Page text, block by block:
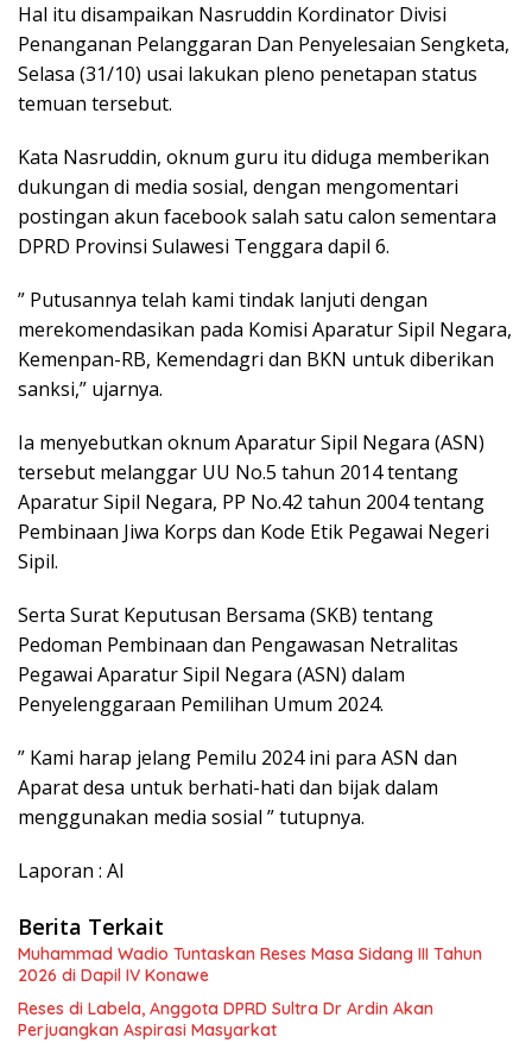
Hal itu disampaikan Nasruddin Kordinator Divisi
Penanganan Pelanggaran Dan Penyelesaian Sengketa,
Selasa (31/10) usai lakukan pleno penetapan status
temuan tersebut.
Kata Nasruddin, oknum guru itu diduga memberikan
dukungan di media sosial, dengan mengomentari
postingan akun facebook salah satu calon sementara
DPRD Provinsi Sulawesi Tenggara dapil 6.
” Putusannya telah kami tindak lanjuti dengan
merekomendasikan pada Komisi Aparatur Sipil Negara,
Kemenpan-RB, Kemendagri dan BKN untuk diberikan
sanksi,” ujarnya.
Ia menyebutkan oknum Aparatur Sipil Negara (ASN)
tersebut melanggar UU No.5 tahun 2014 tentang
Aparatur Sipil Negara, PP No.42 tahun 2004 tentang
Pembinaan Jiwa Korps dan Kode Etik Pegawai Negeri
Sipil.
Serta Surat Keputusan Bersama (SKB) tentang
Pedoman Pembinaan dan Pengawasan Netralitas
Pegawai Aparatur Sipil Negara (ASN) dalam
Penyelenggaraan Pemilihan Umum 2024.
” Kami harap jelang Pemilu 2024 ini para ASN dan
Aparat desa untuk berhati-hati dan bijak dalam
menggunakan media sosial ” tutupnya.
Laporan : Al
Berita Terkait
Muhammad Wadio Tuntaskan Reses Masa Sidang III Tahun
2026 di Dapil IV Konawe
Reses di Labela, Anggota DPRD Sultra Dr Ardin Akan
Perjuangkan Aspirasi Masyarkat